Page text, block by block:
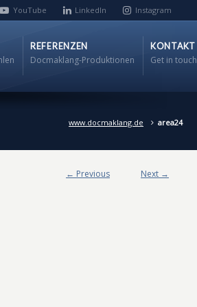
YouTube LinkedIn Instagram
REFERENZEN
Docmaklang-Produktionen
KONTAKT
Get in touch
www.docmaklang.de area24
← Previous Next →